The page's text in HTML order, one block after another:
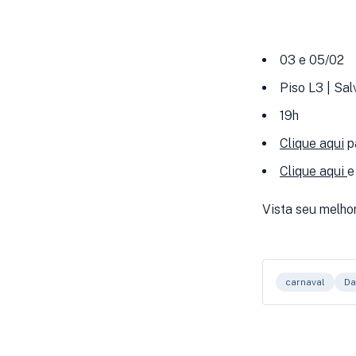
03 e 05/02
Piso L3 |
19h
Clique aqui
Clique aqui
Vista seu
carnaval